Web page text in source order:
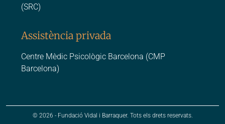
(SRC)
Assistència privada
Centre Mèdic Psicològic Barcelona (CMP
Barcelona)
© 2026 - Fundació Vidal i Barraquer. Tots els drets reservats.